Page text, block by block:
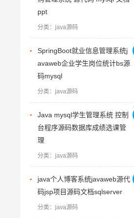
ppt
分类：java源码
SpringBoot就业信息管理系统j
avaweb企业学生岗位统计bs源
码mysql
分类：java源码
Java mysql学生管理系统 控制
台程序源码数据库成绩选课管
理
分类：java源码
java个人博客系统javaweb源代
码jsp项目源码文档sqlserver
分类：java源码